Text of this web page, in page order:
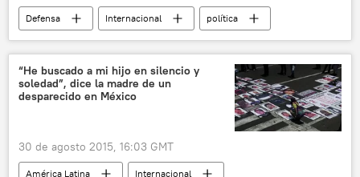
Defensa Internacional
política
🌍 Oriente Medio
América del Norte
EEUU
Irán
Jeff Merkley
Senado de EEUU
programa nuclear
“He buscado a mi hijo en silencio y
soledad”, dice la madre de un
desparecido en México
30 de agosto 2015, 16:03 GMT
América Latina
Internacional